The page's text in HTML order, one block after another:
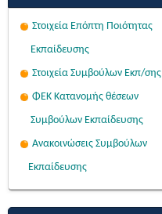
Στοιχεία Επόπτη Ποιότητας
Εκπαίδευσης
Στοιχεία Συμβούλων Εκπ/σης
ΦΕΚ Κατανομής θέσεων
Συμβούλων Εκπαίδευσης
Ανακοινώσεις Συμβούλων
Εκπαίδευσης